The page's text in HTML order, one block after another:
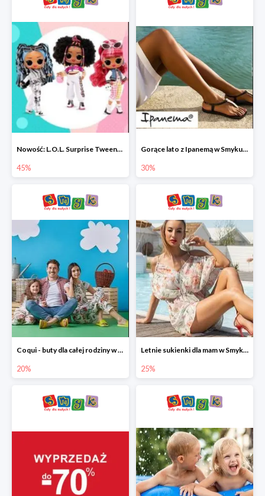
Nowość: L.O.L. Surprise Tweens Doll w Smyku do -45%
45%
Gorące lato z Ipanemą w Smyku do -30%
30%
Coqui - buty dla całej rodziny w Smyku do -20%
20%
Letnie sukienki dla mam w Smyku do -25%
25%